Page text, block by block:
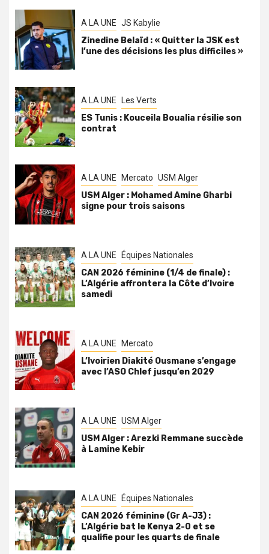
A LA UNE JS Kabylie
Zinedine Belaïd : « Quitter la JSK est
l’une des décisions les plus difficiles »
A LA UNE Les Verts
ES Tunis : Kouceila Boualia résilie son
contrat
A LA UNE Mercato USM Alger
USM Alger : Mohamed Amine Gharbi
signe pour trois saisons
A LA UNE Équipes Nationales
CAN 2026 féminine (1/4 de finale) :
L’Algérie affrontera la Côte d’Ivoire
samedi
A LA UNE Mercato
L’Ivoirien Diakité Ousmane s’engage
avec l’ASO Chlef jusqu’en 2029
A LA UNE USM Alger
USM Alger : Arezki Remmane succède
à Lamine Kebir
A LA UNE Équipes Nationales
CAN 2026 féminine (Gr A-J3) :
L’Algérie bat le Kenya 2-0 et se
qualifie pour les quarts de finale